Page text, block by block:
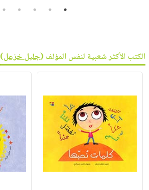
1
2
3
4
5
الكتب الأكثر شعبية لنفس المؤلف (جليل خزعل)